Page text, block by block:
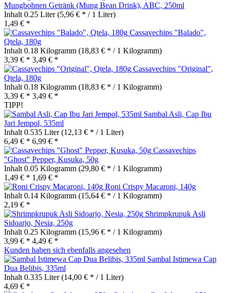
Mungbohnen Getränk (Mung Bean Drink), ABC, 250ml
Inhalt 0.25 Liter(5,96 € * / 1 Liter)
1,49 € *
Cassavechips "Balado",
Qtela, 180g
Inhalt 0.18 Kilogramm (18,83 € * / 1 Kilogramm)
3,39 € * 3,49 € *
Cassavechips "Original",
Qtela, 180g
Inhalt 0.18 Kilogramm (18,83 € * / 1 Kilogramm)
3,39 € * 3,49 € *
TIPP!
Sambal Asli, Cap Ibu
Jari Jempol, 535ml
Inhalt 0.535 Liter(12,13 € * / 1 Liter)
6,49 € * 6,99 € *
Cassavechips
"Ghost" Pepper, Kusuka, 50g
Inhalt 0.05 Kilogramm (29,80 € * / 1 Kilogramm)
1,49 € * 1,69 € *
Roni Crispy Macaroni, 140g
Inhalt 0.14 Kilogramm (15,64 € * / 1 Kilogramm)
2,19 € *
Shrimpkrupuk Asli
Sidoarjo, Nesia, 250g
Inhalt 0.25 Kilogramm (15,96 € * / 1 Kilogramm)
3,99 € * 4,49 € *
Kunden haben sich ebenfalls angesehen
Sambal Istimewa Cap
Dua Belibis, 335ml
Inhalt 0.335 Liter(14,00 € * / 1 Liter)
4,69 € *